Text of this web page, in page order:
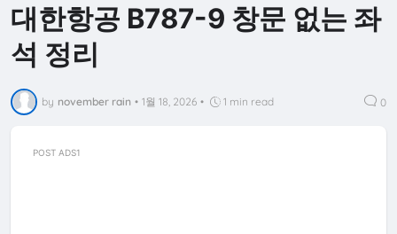
대한항공 B787-9 창문 없는 좌
석 정리
by november rain • 1월 18, 2026 • 1 min read 0
POST ADS1